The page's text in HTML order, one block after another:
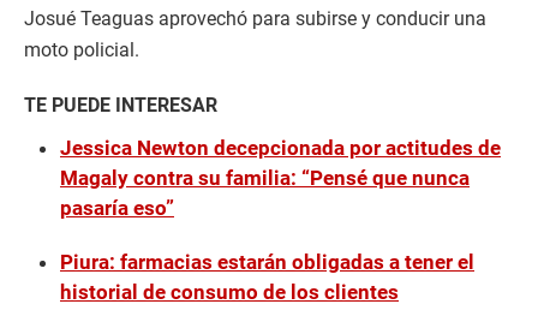
Josué Teaguas aprovechó para subirse y conducir una
moto policial.
TE PUEDE INTERESAR
Jessica Newton decepcionada por actitudes de
Magaly contra su familia: “Pensé que nunca
pasaría eso”
Piura: farmacias estarán obligadas a tener el
historial de consumo de los clientes